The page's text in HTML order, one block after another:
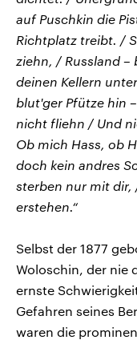
auf Puschkin die
Richtplatz treibt. /
ziehn, / Russland
deinen Kellern
blut'ger Pfütze hin
nicht fliehn / Und
Ob mich Hass, ob
doch kein andres
sterben nur mit dir,
erstehen.“
Selbst der 1877
Woloschin, der nie
ernste
Gefahren seines
waren die